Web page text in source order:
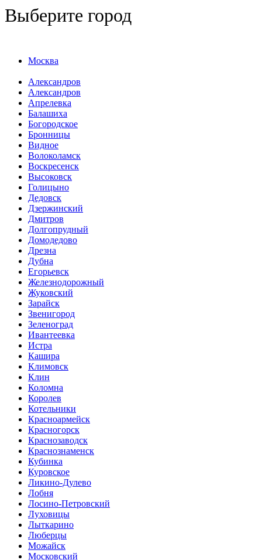
Выберите город
Москва
Александров
Александров
Апрелевка
Балашиха
Богородское
Бронницы
Видное
Волоколамск
Воскресенск
Высоковск
Голицыно
Дедовск
Дзержинский
Дмитров
Долгопрудный
Домодедово
Дрезна
Дубна
Егорьевск
Железнодорожный
Жуковский
Зарайск
Звенигород
Зеленоград
Ивантеевка
Истра
Кашира
Климовск
Клин
Коломна
Королев
Котельники
Красноармейск
Красногорск
Краснозаводск
Краснознаменск
Кубинка
Куровское
Ликино-Дулево
Лобня
Лосино-Петровский
Луховицы
Лыткарино
Люберцы
Можайск
Московский